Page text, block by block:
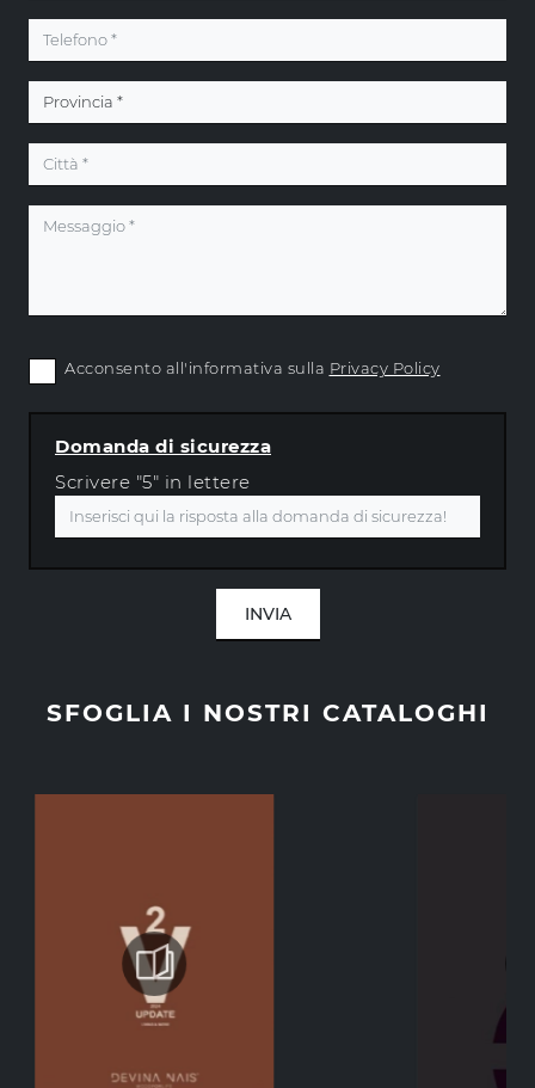
SFOGLIA I NOSTRI CATALOGHI
Acconsento all'informativa sulla Privacy Policy
Domanda di sicurezza
Scrivere "5" in lettere
INVIA